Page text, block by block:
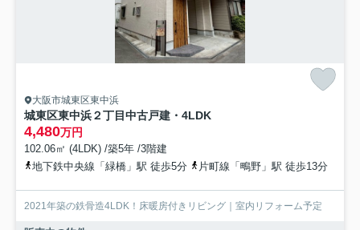
大阪市城東区東中浜
城東区東中浜２丁目中古戸建・4LDK
4,480万円
102.06㎡ (4LDK) /築5年 /3階建
地下鉄中央線「緑橋」駅 徒歩5分
片町線「鴫野」駅 徒歩13分
2021年築の鉄骨造4LDK！床暖房付きリビング｜室内リフォーム予定